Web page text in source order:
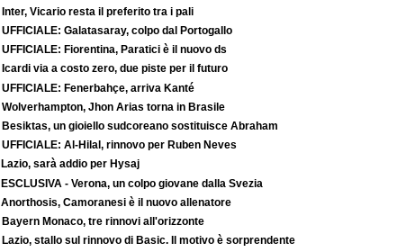
Inter, Vicario resta il preferito tra i pali
UFFICIALE: Galatasaray, colpo dal Portogallo
UFFICIALE: Fiorentina, Paratici è il nuovo ds
Icardi via a costo zero, due piste per il futuro
UFFICIALE: Fenerbahçe, arriva Kanté
Wolverhampton, Jhon Arias torna in Brasile
Besiktas, un gioiello sudcoreano sostituisce Abraham
UFFICIALE: Al-Hilal, rinnovo per Ruben Neves
Lazio, sarà addio per Hysaj
ESCLUSIVA - Verona, un colpo giovane dalla Svezia
Anorthosis, Camoranesi è il nuovo allenatore
Bayern Monaco, tre rinnovi all'orizzonte
Lazio, stallo sul rinnovo di Basic. Il motivo è sorprendente